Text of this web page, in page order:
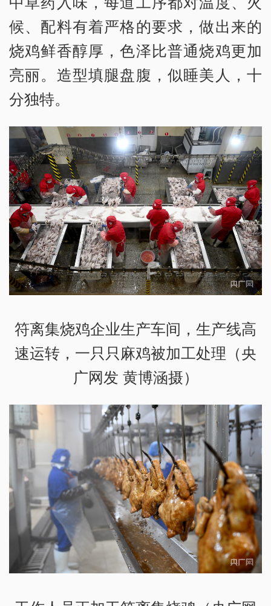
候、配料有着严格的要求，做出来的
烧鸡鲜香醇厚，色泽比普通烧鸡更加
亮丽。造型填腿盘腹，似睡美人，十
分独特。
符离集烧鸡企业生产车间，生产线高
速运转，一只只麻鸡被加工处理（央
广网发 黄博涵摄）